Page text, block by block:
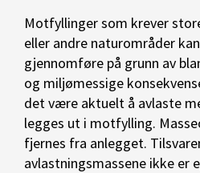
Motfyllinger som krever
eller andre naturområder
gjennomføre på grunn av
og miljømessige
det være aktuelt å avlaste
legges ut i motfylling.
fjernes fra anlegget.
avlastningsmassene ikke er